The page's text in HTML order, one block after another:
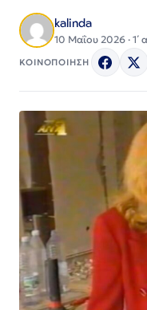
kalinda
10 Μαΐου 2026 · 1΄
ΚΟΙΝΟΠΟΙΗΣΗ